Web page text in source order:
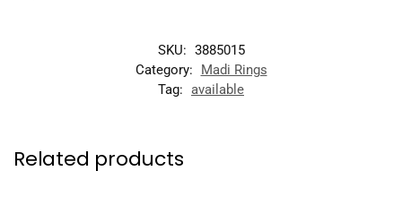
SKU: 3885015
Category:
Madi Rings
Tag: available
Related products